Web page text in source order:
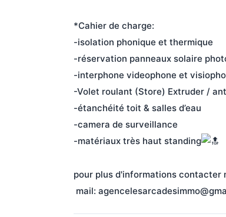
*Cahier de charge:
-isolation phonique et thermique
-réservation panneaux solaire
-interphone videophone et
-Volet roulant (Store) Extruder /
-étanchéité toit & salles d’eau
-camera de surveillance
-matériaux très haut standing
pour plus d'informations contacter
mail: